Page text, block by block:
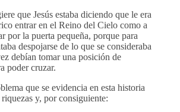
que Jesús estaba diciendo que le era
entrar en el Reino del Cielo como a
por la puerta pequeña, porque para
despojarse de lo que se consideraba
debían tomar una posición de
poder cruzar.
que se evidencia en esta historia
y, por consiguiente: